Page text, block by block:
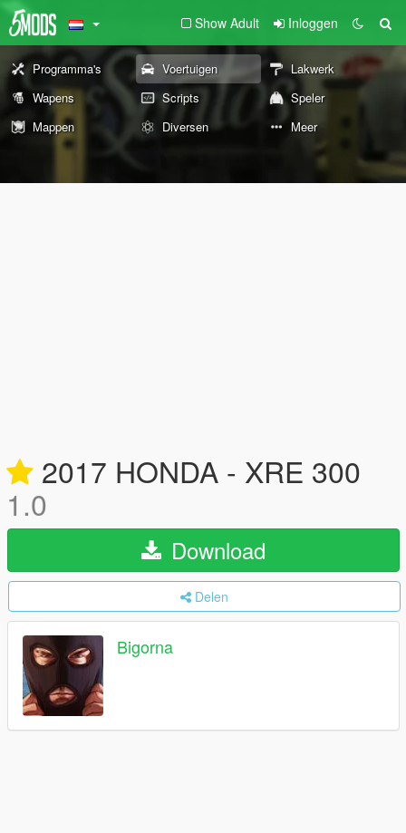
Show Adult Inloggen
Programma's Voertuigen
Lakwerk
Wapens
Scripts
Speler
Mappen
Diversen Meer
2017 HONDA - XRE 300
1.0
Download
Delen
Bigorna